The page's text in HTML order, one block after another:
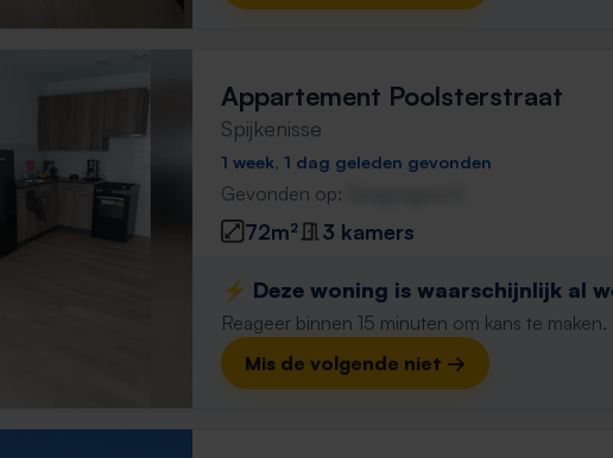
Appartement Poolsterstraat
Spijkenisse
1 week, 1 dag geleden gevonden
Gevonden op:
72m² 3 kamers
⚡️ Deze woning is waarschijnlijk al
Reageer binnen 15 minuten om kans te
Mis de volgende niet →